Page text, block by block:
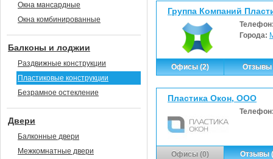
Группа Компаний
Города:
Офисы (2) Отзывы
Пластика Окон, ООО
Офисы (0) Отзывы
Окна мансардные
Окна комбинированные
Балконы и лоджии
Раздвижные конструкции
Пластиковые конструкции
Безрамное остекление
Двери
Балконные двери
Межкомнатные двери